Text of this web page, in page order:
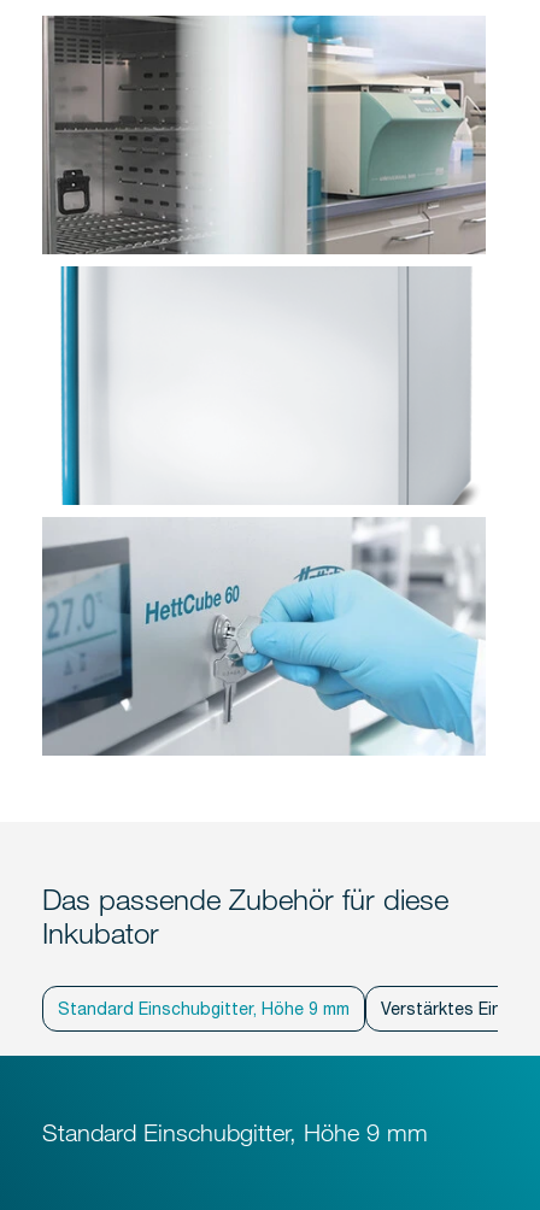
Das passende Zubehör für diese
Inkubator
Standard Einschubgitter, Höhe 9 mm Verstärktes
Standard Einschubgitter, Höhe 9 mm